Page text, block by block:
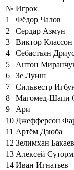
№ Игрок
1
Фёдор Чалов
2
Сердар Азмун
3
Виктор Классон
4
Себастьян
5
Антон
6
Зе Луиш
7
Сильвестр
8
Магомед-Шапи
9
Ари
10 Джефферсон
11 Артём Дзюба
12 Зелимхан Бакаев
13 Алексей
14 Иван Игнатьев